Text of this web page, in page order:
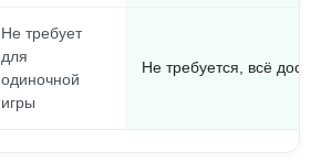
Не требует
для
одиночной
игры
Не требуется, всё